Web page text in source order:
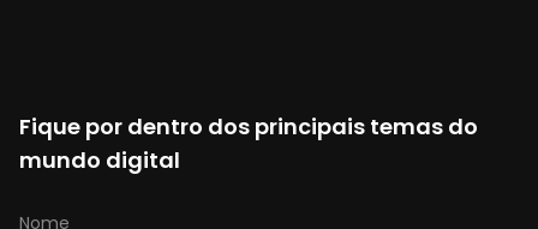
Fique por dentro dos principais temas do
mundo digital